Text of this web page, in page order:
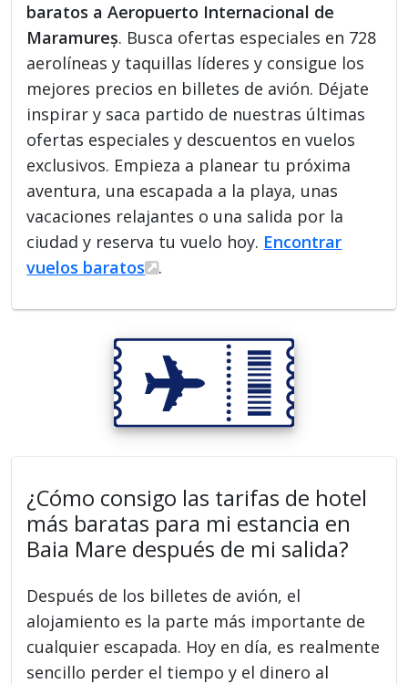
baratos a Aeropuerto Internacional de
Maramureș. Busca ofertas especiales en 728
aerolíneas y taquillas líderes y consigue los
mejores precios en billetes de avión. Déjate
inspirar y saca partido de nuestras últimas
ofertas especiales y descuentos en vuelos
exclusivos. Empieza a planear tu próxima
aventura, una escapada a la playa, unas
vacaciones relajantes o una salida por la
ciudad y reserva tu vuelo hoy. Encontrar
vuelos baratos
.
¿Cómo consigo las tarifas de hotel
más baratas para mi estancia en
Baia Mare después de mi salida?
Después de los billetes de avión, el
alojamiento es la parte más importante de
cualquier escapada. Hoy en día, es realmente
sencillo perder el tiempo y el dinero al